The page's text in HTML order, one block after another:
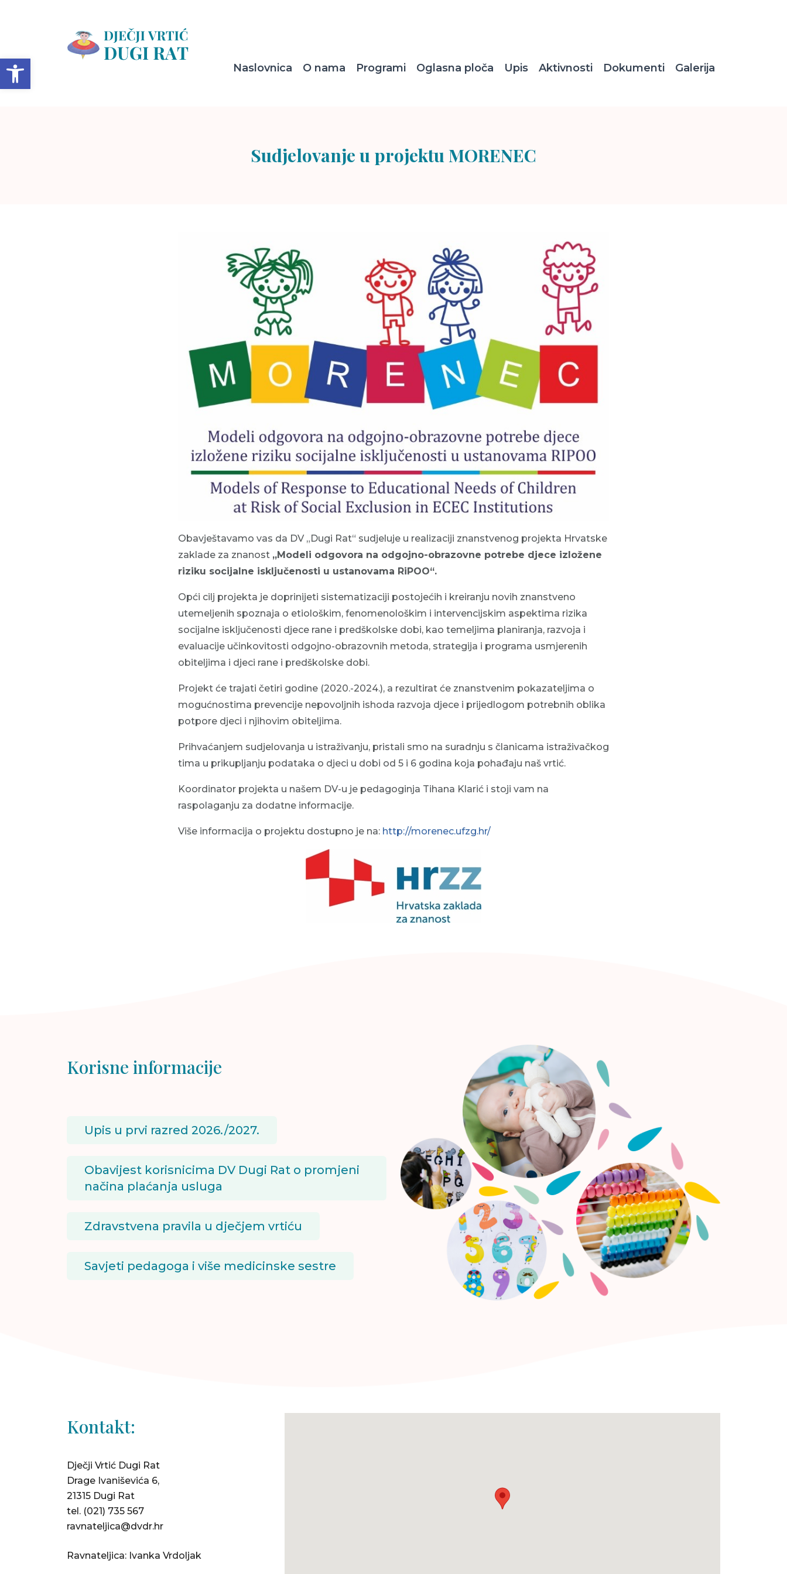
Open toolbar Naslovnica O nama Programi Oglasna ploča Upis Aktivnosti Dokumenti Galerija
Sudjelovanje u projektu MORENEC
Obavještavamo vas da DV „Dugi Rat“ sudjeluje u realizaciji znanstvenog projekta Hrvatske
zaklade za znanost „Modeli odgovora na odgojno-obrazovne potrebe djece izložene
riziku socijalne isključenosti u ustanovama RiPOO“.
Opći cilj projekta je doprinijeti sistematizaciji postojećih i kreiranju novih znanstveno
utemeljenih spoznaja o etiološkim, fenomenološkim i intervencijskim aspektima rizika
socijalne isključenosti djece rane i predškolske dobi, kao temeljima planiranja, razvoja i
evaluacije učinkovitosti odgojno-obrazovnih metoda, strategija i programa usmjerenih
obiteljima i djeci rane i predškolske dobi.
Projekt će trajati četiri godine (2020.-2024.), a rezultirat će znanstvenim pokazateljima o
mogućnostima prevencije nepovoljnih ishoda razvoja djece i prijedlogom potrebnih oblika
potpore djeci i njihovim obiteljima.
Prihvaćanjem sudjelovanja u istraživanju, pristali smo na suradnju s članicama istraživačkog
tima u prikupljanju podataka o djeci u dobi od 5 i 6 godina koja pohađaju naš vrtić.
Koordinator projekta u našem DV-u je pedagoginja Tihana Klarić i stoji vam na
raspolaganju za dodatne informacije.
Više informacija o projektu dostupno je na: http://morenec.ufzg.hr/
Korisne informacije
Upis u prvi razred 2026./2027.
Obavijest korisnicima DV Dugi Rat o promjeni
načina plaćanja usluga
Zdravstvena pravila u dječjem vrtiću
Savjeti pedagoga i više medicinske sestre
Kontakt:
Dječji Vrtić Dugi Rat
Drage Ivaniševića 6,
21315 Dugi Rat
tel. (021) 735 567
ravnateljica@dvdr.hr
Ravnateljica: Ivanka Vrdoljak